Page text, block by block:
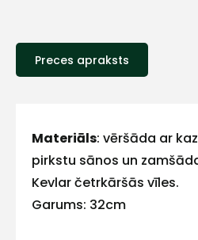
Preces apraksts
Materiāls: vēršāda ar
pirkstu sānos un
Kevlar četrkāršās vīles.
Garums: 32cm